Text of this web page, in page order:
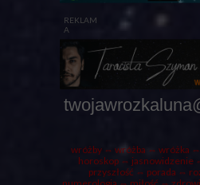
REKLAM
A
wróżby ⇔ wróżba ⇔ wróżka
horoskop ⇔ jasnowidzenie
przyszłość ⇔ porada ⇔